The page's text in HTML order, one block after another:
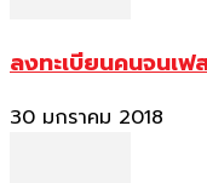
ลงทะเบียนคนจนเฟ
30 มกราคม 2018